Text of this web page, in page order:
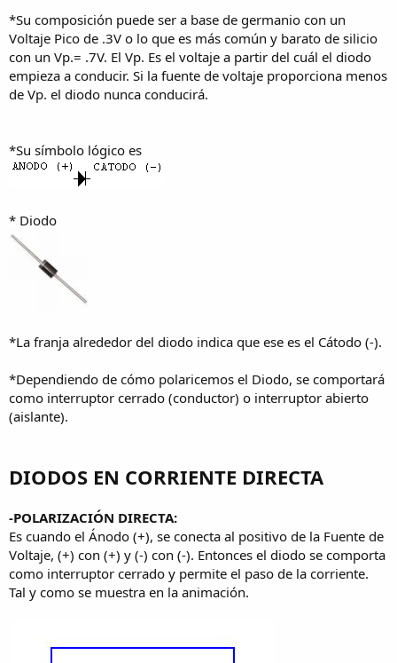
*Su composición puede ser a base de germanio con un
Voltaje Pico de .3V o lo que es más común y barato de silicio
con un Vp.= .7V. El Vp. Es el voltaje a partir del cuál el diodo
empieza a conducir. Si la fuente de voltaje proporciona menos
de Vp. el diodo nunca conducirá.
*Su símbolo lógico es
* Diodo
*La franja alrededor del diodo indica que ese es el Cátodo (-).
*Dependiendo de cómo polaricemos el Diodo, se comportará
como interruptor cerrado (conductor) o interruptor abierto
(aislante).
DIODOS EN CORRIENTE DIRECTA
-POLARIZACIÓN DIRECTA:
Es cuando el Ánodo (+), se conecta al positivo de la Fuente de
Voltaje, (+) con (+) y (-) con (-). Entonces el diodo se comporta
como interruptor cerrado y permite el paso de la corriente.
Tal y como se muestra en la animación.